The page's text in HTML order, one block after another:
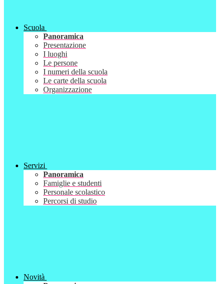
Scuola
Panoramica
Presentazione
I luoghi
Le persone
I numeri della scuola
Le carte della scuola
Organizzazione
Servizi
Panoramica
Famiglie e studenti
Personale scolastico
Percorsi di studio
Novità